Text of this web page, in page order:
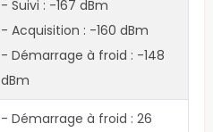
- Suivi : -167 dBm
- Acquisition : -160 dBm
- Démarrage à froid : -148
dBm
- Démarrage à froid : 26